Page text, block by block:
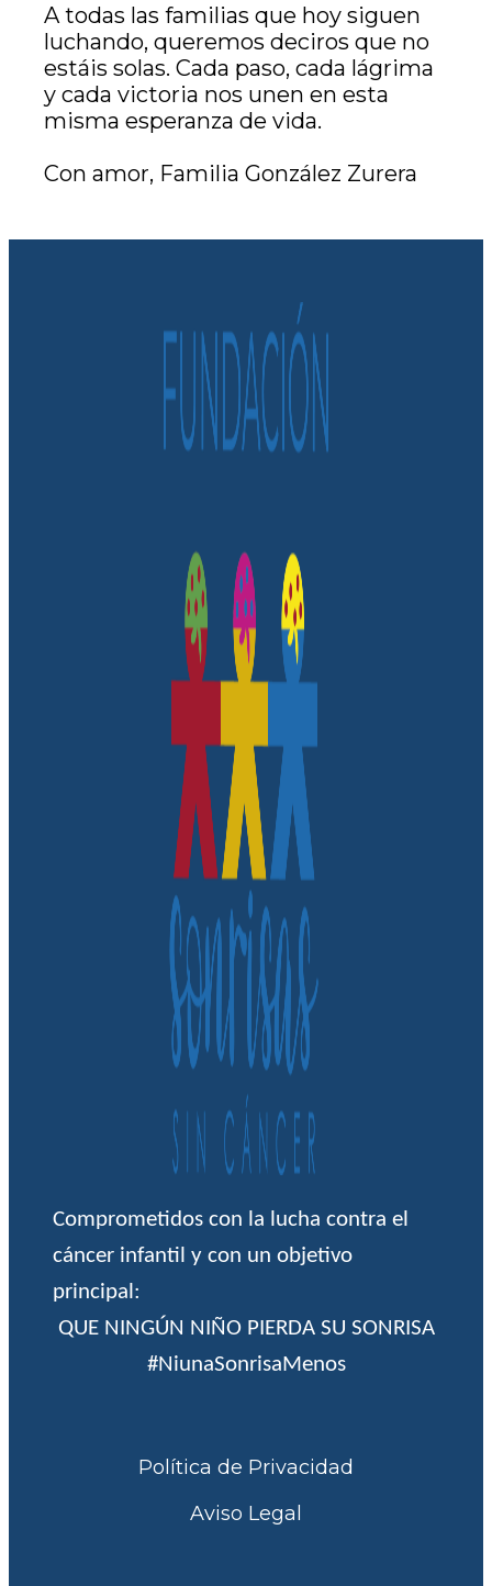
A todas las familias que hoy siguen
luchando, queremos deciros que no
estáis solas. Cada paso, cada lágrima
y cada victoria nos unen en esta
misma esperanza de vida.
Con amor, Familia González Zurera
Comprometidos con la lucha contra el
cáncer infantil y con un objetivo
principal:
QUE NINGÚN NIÑO PIERDA SU SONRISA
#NiunaSonrisaMenos
Política de Privacidad
Aviso Legal